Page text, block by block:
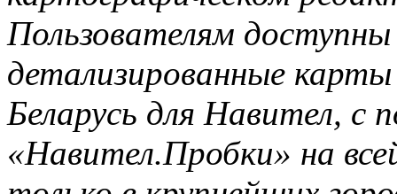
Пользователям
детализированные
Беларусь для Навител, с
«Навител.Пробки» на